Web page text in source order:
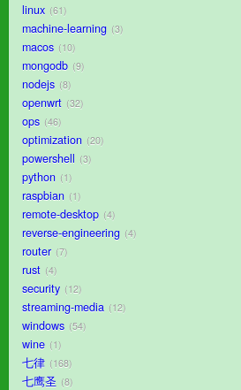
linux 61
machine-learning 3
macos 10
mongodb 9
nodejs 8
openwrt 32
ops 46
optimization 20
powershell 3
python 1
raspbian 1
remote-desktop 4
reverse-engineering 4
router 7
rust 4
security 12
streaming-media 12
windows 54
wine 1
七律 168
七鹰圣 8